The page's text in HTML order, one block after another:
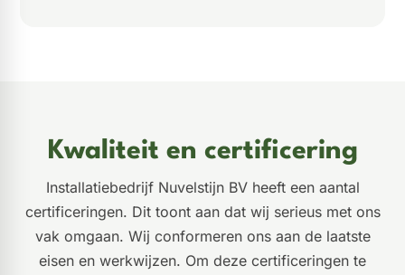
Kwaliteit en certificering
Installatiebedrijf Nuvelstijn BV heeft een aantal
certificeringen. Dit toont aan dat wij serieus met ons
vak omgaan. Wij conformeren ons aan de laatste
eisen en werkwijzen. Om deze certificeringen te